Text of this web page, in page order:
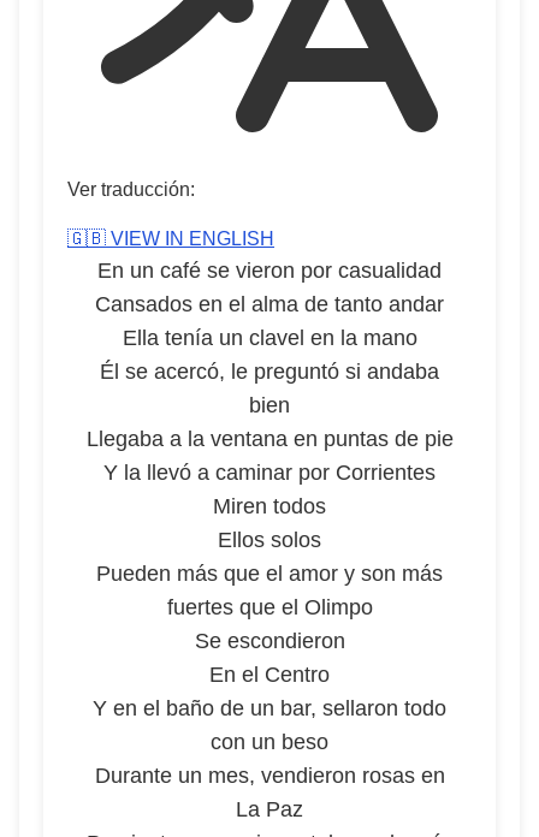
Ver traducción:
🇬🇧 VIEW IN ENGLISH
En un café se vieron por casualidad
Cansados en el alma de tanto andar
Ella tenía un clavel en la mano
Él se acercó, le preguntó si andaba
bien
Llegaba a la ventana en puntas de pie
Y la llevó a caminar por Corrientes
Miren todos
Ellos solos
Pueden más que el amor y son más
fuertes que el Olimpo
Se escondieron
En el Centro
Y en el baño de un bar, sellaron todo
con un beso
Durante un mes, vendieron rosas en
La Paz